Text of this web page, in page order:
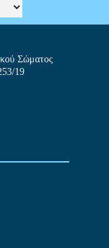
Σώματος
19